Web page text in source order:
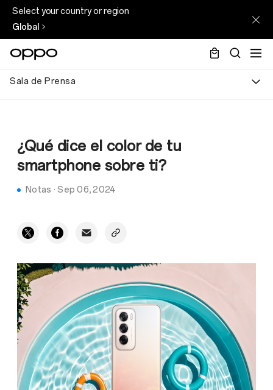
Select your country or region
Global
Sala de Prensa
¿Qué dice el color de tu
smartphone sobre ti?
Notas ·Sep 06, 2024